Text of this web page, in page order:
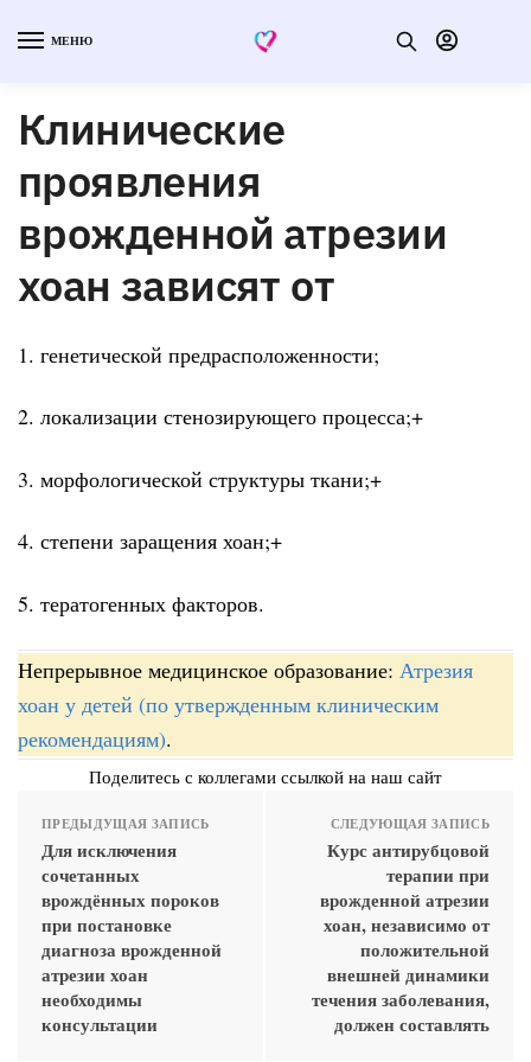
МЕНЮ
Клинические
проявления
врожденной атрезии
хоан зависят от
1. генетической предрасположенности;
2. локализации стенозирующего процесса;+
3. морфологической структуры ткани;+
4. степени заращения хоан;+
5. тератогенных факторов.
Непрерывное медицинское образование: Атрезия
хоан у детей (по утвержденным клиническим
рекомендациям).
Поделитесь с коллегами ссылкой на наш сайт
ПРЕДЫДУЩАЯ ЗАПИСЬ
Для исключения
сочетанных
врождённых пороков
при постановке
диагноза врожденной
атрезии хоан
необходимы
консультации
СЛЕДУЮЩАЯ ЗАПИСЬ
Курс антирубцовой
терапии при
врожденной атрезии
хоан, независимо от
положительной
внешней динамики
течения заболевания,
должен составлять